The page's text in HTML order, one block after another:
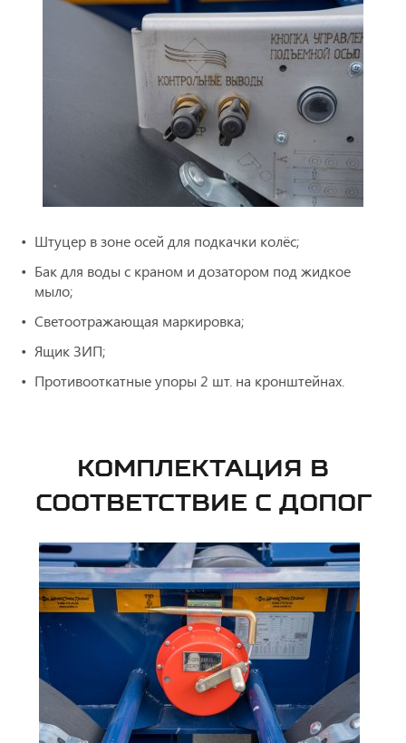
Штуцер в зоне осей для подкачки колёс;
Бак для воды с краном и дозатором под жидкое
мыло;
Светоотражающая маркировка;
Ящик ЗИП;
Противооткатные упоры 2 шт. на кронштейнах.
КОМПЛЕКТАЦИЯ В
СООТВЕТСТВИЕ С ДОПОГ